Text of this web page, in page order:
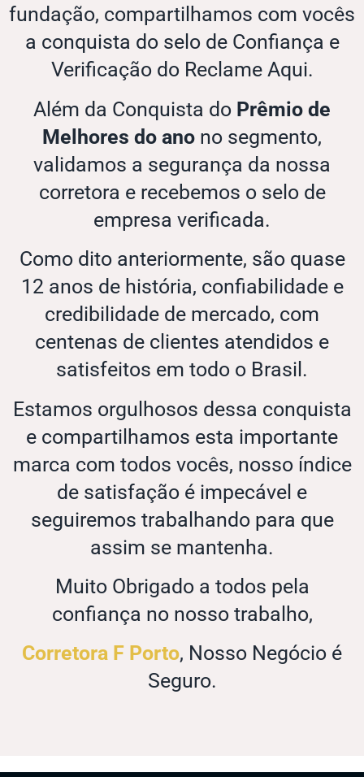
fundação, compartilhamos com vocês
a conquista do selo de Confiança e
Verificação do Reclame Aqui.
Além da Conquista do Prêmio de
Melhores do ano no segmento,
validamos a segurança da nossa
corretora e recebemos o selo de
empresa verificada.
Como dito anteriormente, são quase
12 anos de história, confiabilidade e
credibilidade de mercado, com
centenas de clientes atendidos e
satisfeitos em todo o Brasil.
Estamos orgulhosos dessa conquista
e compartilhamos esta importante
marca com todos vocês, nosso índice
de satisfação é impecável e
seguiremos trabalhando para que
assim se mantenha.
Muito Obrigado a todos pela
confiança no nosso trabalho,
Corretora F Porto, Nosso Negócio é
Seguro.